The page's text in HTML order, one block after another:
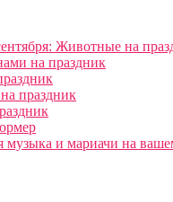
Животные на
на праздник
праздник
музыка и мариачи на